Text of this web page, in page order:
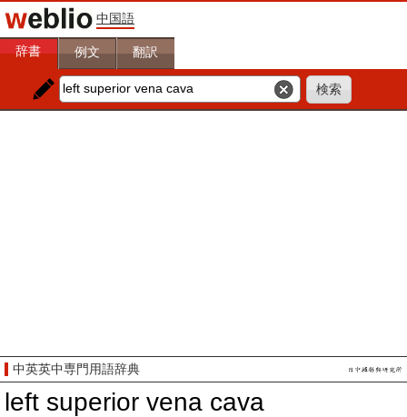
中国語
辞書 例文 翻訳
中英英中専門用語辞典
left superior vena cava